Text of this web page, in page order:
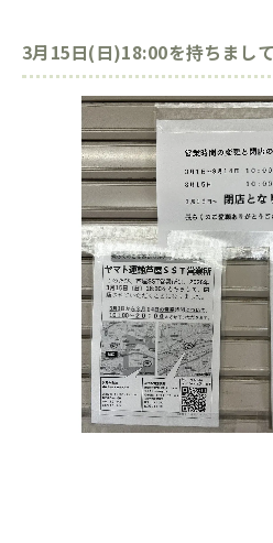
3月15日(日)18:00を持ちまして